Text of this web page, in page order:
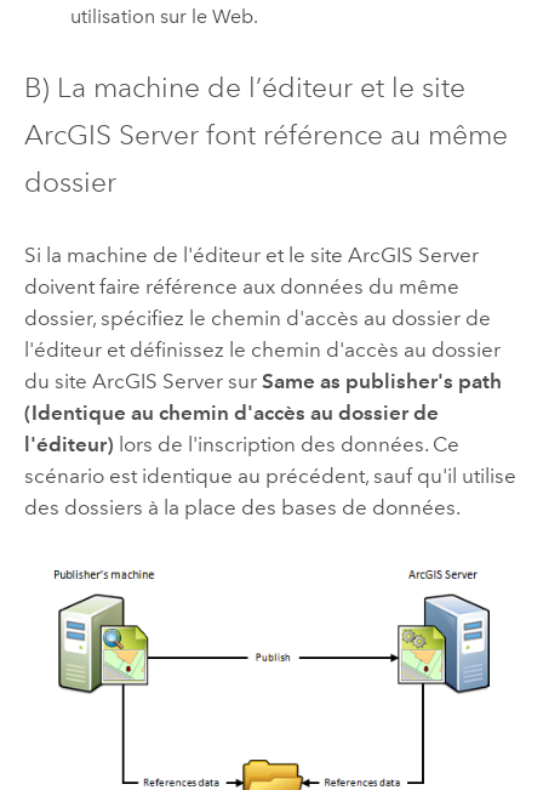
utilisation sur le Web.
B) La machine de l’éditeur et le site
ArcGIS Serverfont référence au même
dossier
Si la machine de l'éditeur et le site ArcGIS Server
doivent faire référence aux données du même
dossier, spécifiez le chemin d'accès au dossier de
l'éditeur et définissez le chemin d'accès au dossier
du site ArcGIS Serversur Same as publisher's path
(Identique au chemin d'accès au dossier de
l'éditeur) lors de l'inscription des données. Ce
scénario est identique au précédent, sauf qu'il utilise
des dossiers à la place des bases de données.